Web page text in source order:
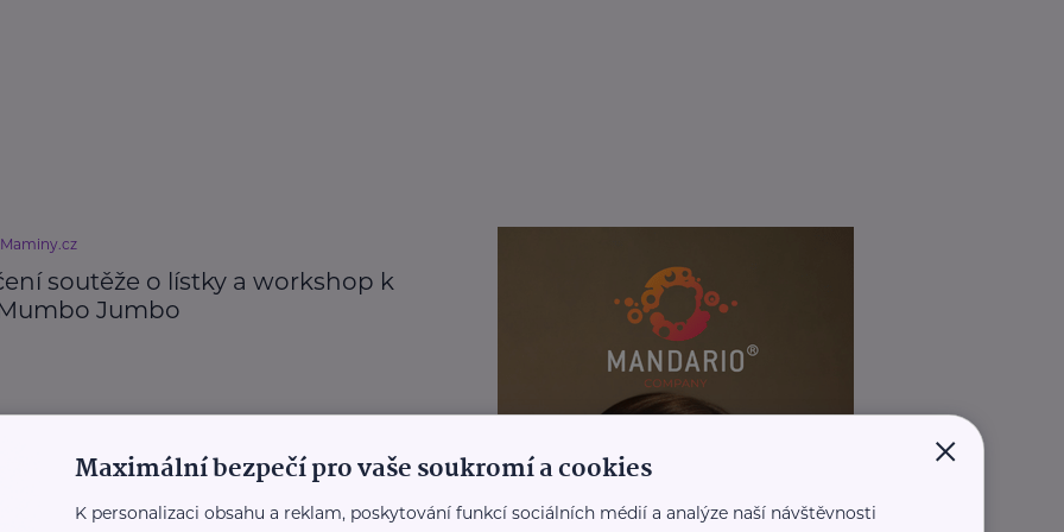
soutěže o lístky a workshop k
Jumbo
Jumbo: Soutěž o lístky a workshop k
animáku
×
Maximální bezpečí pro vaše soukromí a cookies
K personalizaci obsahu a reklam, poskytování funkcí sociálních médií a analýze naší návštěvnosti